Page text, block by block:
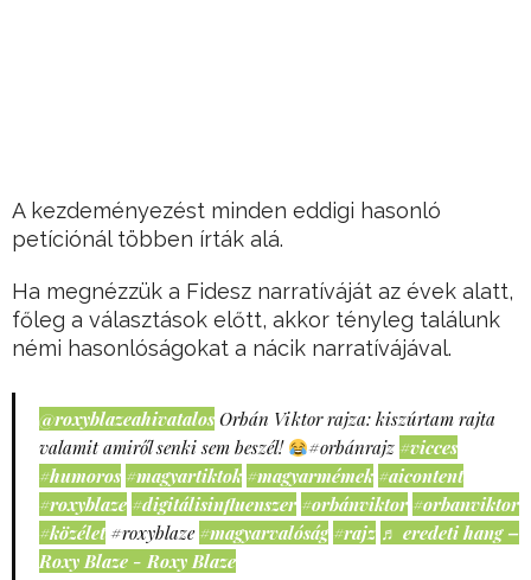
A kezdeményezést minden eddigi hasonló
petíciónál többen írták alá.
Ha megnézzük a Fidesz narratíváját az évek alatt,
főleg a választások előtt, akkor tényleg találunk
némi hasonlóságokat a nácik narratívájával.
@roxyblazeahivatalos Orbán Viktor rajza: kiszúrtam rajta
valamit amiről senki sem beszél!
#orbánrajz #vicces
#humoros #magyartiktok #magyarmémek #aicontent
#roxyblaze #digitálisinfluenszer #orbánviktor #orbanviktor
#közélet #roxyblaze #magyarvalóság #rajz ♬ eredeti hang –
Roxy Blaze - Roxy Blaze